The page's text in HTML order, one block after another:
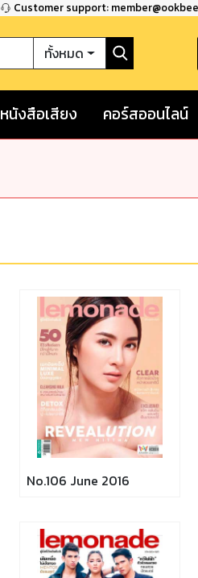
Customer support:
ทั้งหมด
หนังสือเสียง คอร์สออนไลน์
No.106 June 2016